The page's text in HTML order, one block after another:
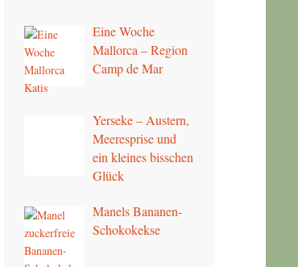
Eine Woche
Mallorca – Region
Camp de Mar
Yerseke – Austern,
Meeresprise und
ein kleines bisschen
Glück
Manels Bananen-
Schokokekse